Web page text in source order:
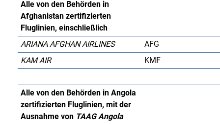
Alle von den Behörden in
Afghanistan zertifizierten
Fluglinien, einschließlich
ARIANA AFGHAN AIRLINES
AFG
KAM AIR
KMF
Alle von den Behörden in Angola
zertifizierten Fluglinien, mit der
Ausnahme von TAAG Angola